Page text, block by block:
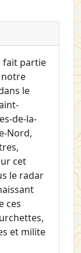
fait partie
le
de-la-
Nord,
cet
le radar
ces
et milite